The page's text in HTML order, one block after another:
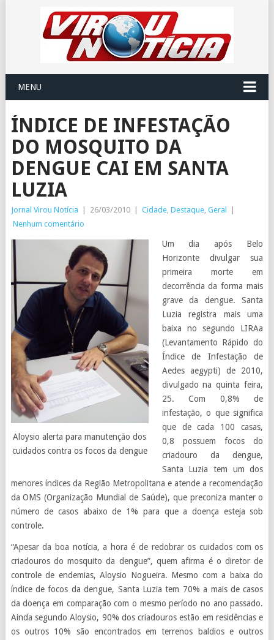
MENU
ÍNDICE DE INFESTAÇÃO
DO MOSQUITO DA
DENGUE CAI EM SANTA
LUZIA
Jornal Virou Notícia 26/03/2010 Cidade, Destaque, Geral
Nenhum comentário
Aloysio alerta para manutenção dos
cuidados contra os focos da dengue
Um dia após Belo
Horizonte divulgar sua
primeira morte em
decorrência da forma mais
grave da dengue. Santa
Luzia registra mais uma
baixa no segundo LIRAa
(Levantamento Rápido do
Índice de Infestação de
Aedes aegypti) de 2010,
divulgado na quinta feira,
25. Com 0,8% de
infestação, o que significa
que de cada 100 casas,
0,8 possuem focos do
criadouro da dengue,
Santa Luzia tem um dos
menores índices da Região Metropolitana e atende a recomendação
da OMS (Organização Mundial de Saúde), que preconiza manter o
número de casos abaixo de 1% para que a doença esteja sob
controle.
“Apesar da boa notícia, a hora é de redobrar os cuidados com os
criadouros do mosquito da dengue”, quem afirma é o diretor de
controle de endemias, Aloysio Nogueira. Mesmo com a baixa do
índice de focos da dengue, Santa Luzia tem 70% a mais de casos
da doença em comparação com o mesmo período no ano passado.
Ainda segundo Aloysio, 90% dos criadouros estão em residências e
os outros 10% são encontrados em terrenos baldios e outros